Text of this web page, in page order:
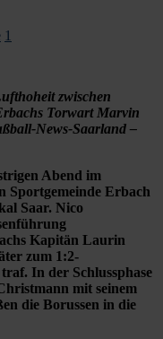
1
zwischen
Torwart Marvin
News-Saarland –
Abend im
Sportgemeinde Erbach
Saar. Nico
Kapitän Laurin
zum 1:2-
In der Schlussphase
mit seinem
die Borussen in die